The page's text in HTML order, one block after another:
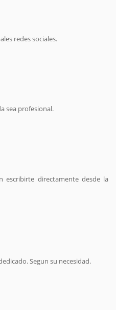
redes sociales.
sea profesional.
escribirte directamente desde la
Segun su necesidad.